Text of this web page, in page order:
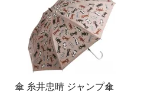
傘 糸井忠晴 ジャンプ傘